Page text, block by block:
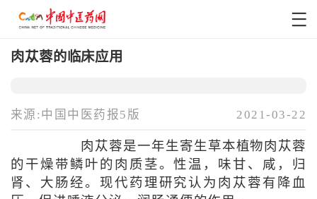
肉苁蓉的临床应用
来源:中国中医药报5版 2021-03-22
肉苁蓉是一年生寄生草本植物肉苁蓉
的干燥带鳞叶的肉质茎。性温，味甘、咸，归
肾、大肠经。现代药理研究认为肉苁蓉有降血